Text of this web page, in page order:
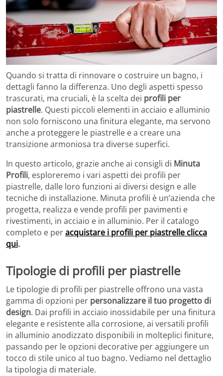
Quando si tratta di rinnovare o costruire un bagno, i
dettagli fanno la differenza. Uno degli aspetti spesso
trascurati, ma cruciali, è la scelta dei profili per
piastrelle. Questi piccoli elementi in acciaio e alluminio
non solo forniscono una finitura elegante, ma servono
anche a proteggere le piastrelle e a creare una
transizione armoniosa tra diverse superfici.
In questo articolo, grazie anche ai consigli di Minuta
Profili, esploreremo i vari aspetti dei profili per
piastrelle, dalle loro funzioni ai diversi design e alle
tecniche di installazione. Minuta profili è un’azienda che
progetta, realizza e vende profili per pavimenti e
rivestimenti, in acciaio e in alluminio. Per il catalogo
completo e peracquistare i profili per piastrelle clicca
qui.
Tipologie di profili per piastrelle
Le tipologie di profili per piastrelle offrono una vasta
gamma di opzioni per personalizzare il tuo progetto di
design. Dai profili in acciaio inossidabile per una finitura
elegante e resistente alla corrosione, ai versatili profili
in alluminio anodizzato disponibili in molteplici finiture,
passando per le opzioni decorative per aggiungere un
tocco di stile unico al tuo bagno. Vediamo nel dettaglio
la tipologia di materiale.